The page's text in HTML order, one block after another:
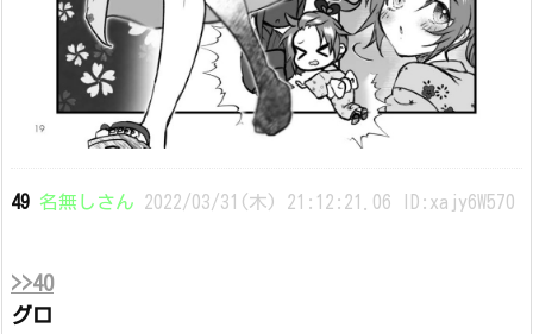
49 名無しさん 2022/03/31(木) 21:12:21.06 ID:xajy6W570
>>40
グロ